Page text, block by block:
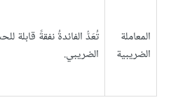
المعاملة
الضريبية
تُعَدُّ الفائدةُ نفقةً قابلة
الضريبي.